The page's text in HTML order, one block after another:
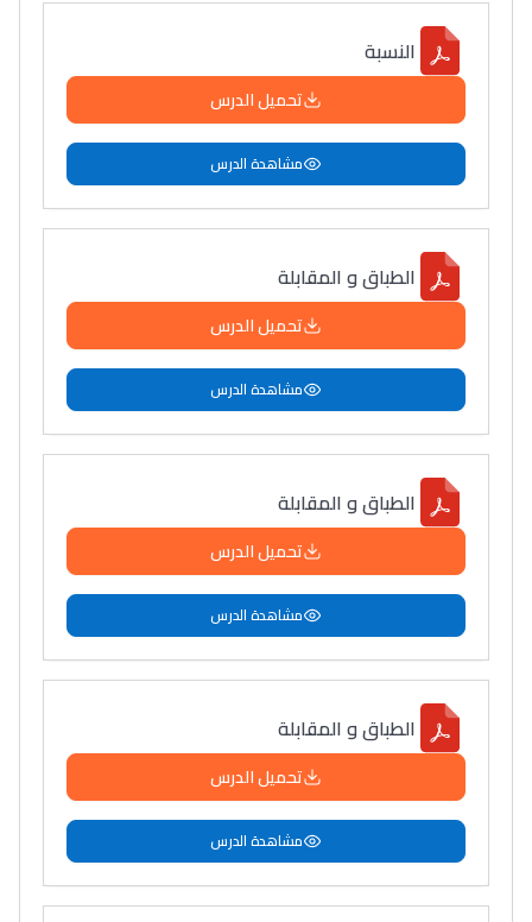
Lycée Maroc
النسبة
تحميل الدرس
مشاهدة الدرس
الطباق و المقابلة
تحميل الدرس
مشاهدة الدرس
الطباق و المقابلة
تحميل الدرس
مشاهدة الدرس
الطباق و المقابلة
تحميل الدرس
مشاهدة الدرس